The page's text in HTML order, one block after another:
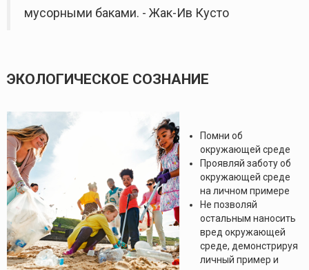
мусорными баками. - Жак-Ив Кусто
ЭКОЛОГИЧЕСКОЕ СОЗНАНИЕ
Помни об
окружающей среде
Проявляй заботу об
окружающей среде
на личном примере
Не позволяй
остальным наносить
вред окружающей
среде, демонстрируя
личный пример и